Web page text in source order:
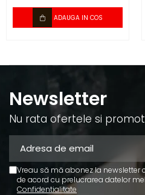
ADAUGA IN COS
Newsletter
Nu rata ofertele si
Vreau să mă abonez la
de acord cu prelucrarea datelor
Confidentialitate